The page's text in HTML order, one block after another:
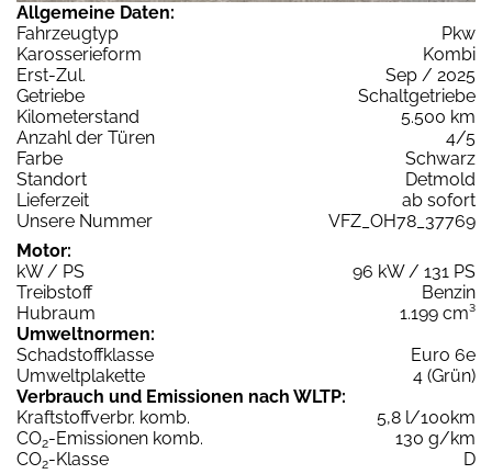
Allgemeine Daten:
Fahrzeugtyp
Pkw
Karosserieform
Kombi
Erst-Zul.
Sep / 2025
Getriebe
Schaltgetriebe
Kilometerstand
5.500 km
Anzahl der Türen
4/5
Farbe
Schwarz
Standort
Detmold
Lieferzeit
ab sofort
Unsere Nummer
VFZ_OH78_37769
Motor:
kW / PS
96 kW / 131 PS
Treibstoff
Benzin
Hubraum
1.199 cm³
Umweltnormen:
Schadstoffklasse
Euro 6e
Umweltplakette
4 (Grün)
Verbrauch und Emissionen nach WLTP:
Kraftstoffverbr. komb.
5,8 l/100km
CO2-Emissionen komb.
130 g/km
CO2-Klasse
D